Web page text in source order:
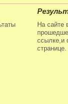
На сайте
ссылке,и
странице.